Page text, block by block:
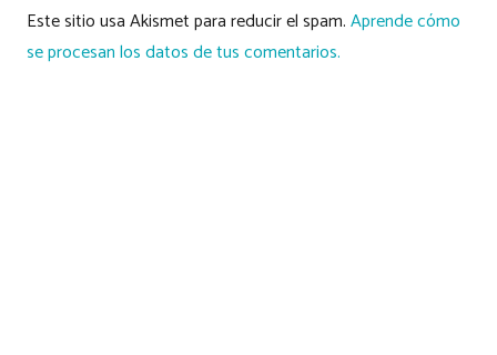
Este sitio usa Akismet para reducir el spam.Aprende cómo
se procesan los datos de tus comentarios.